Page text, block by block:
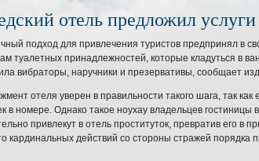
отель предложил
подход для привлечения туристов предпринял в
туалетных принадлежностей, которые кладуться в
вибраторы, наручники и презервативы, сообщает
отеля уверен в правильности такого шага, так
в номере. Однако такое ноухау владельцев
привлекут в отель проституток, превратив его в
кардинальных действий со стороны стражей